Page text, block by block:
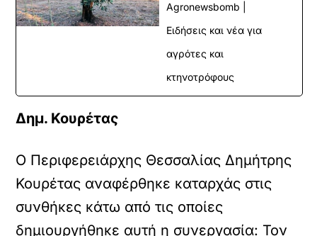
Agronewsbomb |
Ειδήσεις και νέα για
αγρότες και
κτηνοτρόφους
Δημ. Κουρέτας
Ο Περιφερειάρχης Θεσσαλίας Δημήτρης
Κουρέτας αναφέρθηκε καταρχάς στις
συνθήκες κάτω από τις οποίες
δημιουργήθηκε αυτή η συνεργασία: Τον